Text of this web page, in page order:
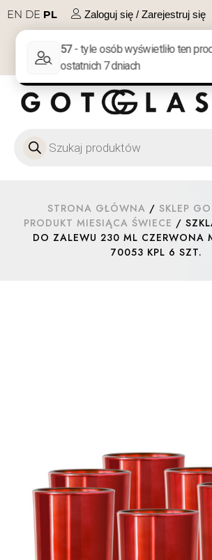
EN DE PL Zaloguj się / Zarejestruj się
NA PREZENT
STRONA GŁÓWNA / SKLEP
PRODUKT MIESIĄCA ŚWIECE /
DO ZALEWU 230 ML CZERWONA
70053 KPL 6 SZT.